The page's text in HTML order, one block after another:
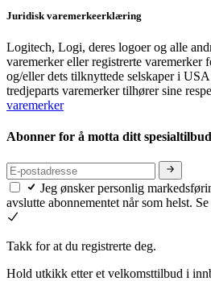
Juridisk varemerkeerklæring
Logitech, Logi, deres logoer og alle
varemerker eller registrerte varemerker
og/eller dets tilknyttede selskaper i
tredjeparts varemerker tilhører sine
varemerker
Abonner for å motta ditt
Jeg ønsker personlig
avslutte abonnementet når som helst.
Takk for at du registrerte deg.
Hold utkikk etter et velkomsttilbud i